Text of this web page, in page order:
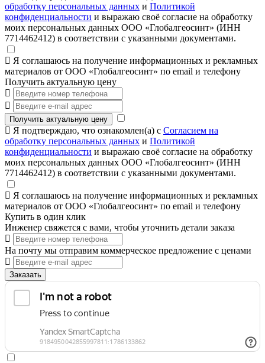
обработку персональных данных и Политикой
конфиденциальности и выражаю своё согласие на обработку
моих персональных данных ООО «Глобалгеосинт» (ИНН
7714462412) в соответствии с указанными документами.
Я соглашаюсь на получение информационных и рекламных
материалов от ООО «Глобалгеосинт» по email и телефону
Получить актуальную цену
Получить актуальную цену
Я подтверждаю, что ознакомлен(а) с Согласием на
обработку персональных данных и Политикой
конфиденциальности и выражаю своё согласие на обработку
моих персональных данных ООО «Глобалгеосинт» (ИНН
7714462412) в соответствии с указанными документами.
Я соглашаюсь на получение информационных и рекламных
материалов от ООО «Глобалгеосинт» по email и телефону
Купить в один клик
Инженер свяжется с вами, чтобы уточнить детали заказа
На почту мы отправим коммерческое предложение с ценами
Заказать